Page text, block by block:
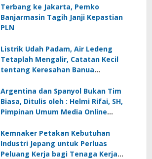
Terbang ke Jakarta, Pemko
Banjarmasin Tagih Janji Kepastian
PLN
Listrik Udah Padam, Air Ledeng
Tetaplah Mengalir, Catatan Kecil
tentang Keresahan Banua
Ancaman Lingkungan, Oleh : Helmi
Rifai, SH
Argentina dan Spanyol Bukan Tim
Biasa, Ditulis oleh : Helmi Rifai, SH,
Pimpinan Umum Media Online
Kemnaker Petakan Kebutuhan
Industri Jepang untuk Perluas
Peluang Kerja bagi Tenaga Kerja